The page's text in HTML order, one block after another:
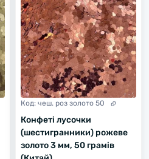
Код: чеш. роз золото 50
Конфеті лусочки
(шестигранники) рожеве
золото 3 мм, 50 грамів